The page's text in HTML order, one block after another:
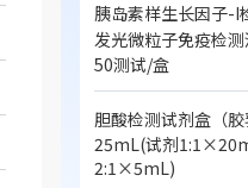
胰岛素样生长因子-I
发光微粒子免疫检测
50测试/盒
胆酸检测试剂盒（胶
25mL(试剂
2:1×5mL)